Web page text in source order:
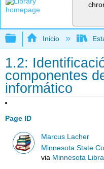
Expandir/
Inicio
1.2:
componentes
informático
Page ID
Marcus Lacher
Minnesota State
via Minnesota